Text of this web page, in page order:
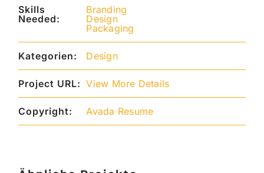
Skills
Needed:
Branding
Design
Packaging
Kategorien: Design
Project URL: View More Details
Copyright: Avada Resume